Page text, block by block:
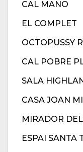
CAL MANO
EL COMPLET
OCTOPUSSY
CAL POBRE
SALA
CASA JOAN
MIRADOR
ESPAI SANTA